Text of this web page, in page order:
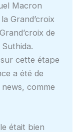
Macron
Grand’croix
de
cette étape
a été de
comme
était bien